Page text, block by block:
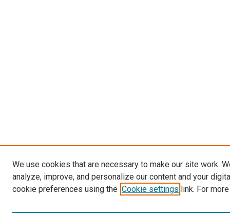
We use cookies that are necessary to make our site work.
analyze, improve, and personalize our content and your
cookie preferences using the Cookie settings link. For